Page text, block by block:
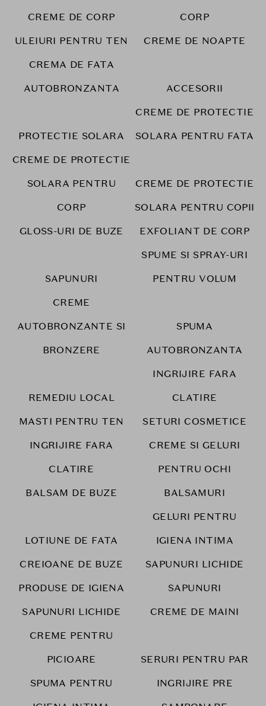
CREME DE CORP
CORP
ULEIURI PENTRU TEN
CREME DE NOAPTE
CREMA DE FATA
AUTOBRONZANTA
ACCESORII
PROTECTIE SOLARA
CREME DE PROTECTIE
SOLARA PENTRU FATA
CREME DE PROTECTIE
SOLARA PENTRU
CORP
CREME DE PROTECTIE
SOLARA PENTRU COPII
GLOSS-URI DE BUZE
EXFOLIANT DE CORP
SAPUNURI
SPUME SI SPRAY-URI
PENTRU VOLUM
CREME
AUTOBRONZANTE SI
BRONZERE
SPUMA
AUTOBRONZANTA
REMEDIU LOCAL
INGRIJIRE FARA
CLATIRE
MASTI PENTRU TEN
SETURI COSMETICE
INGRIJIRE FARA
CLATIRE
CREME SI GELURI
PENTRU OCHI
BALSAM DE BUZE
BALSAMURI
LOTIUNE DE FATA
GELURI PENTRU
IGIENA INTIMA
CREIOANE DE BUZE
SAPUNURI LICHIDE
PRODUSE DE IGIENA
SAPUNURI
SAPUNURI LICHIDE
CREME DE MAINI
CREME PENTRU
PICIOARE
SERURI PENTRU PAR
SPUMA PENTRU
INGRIJIRE PRE